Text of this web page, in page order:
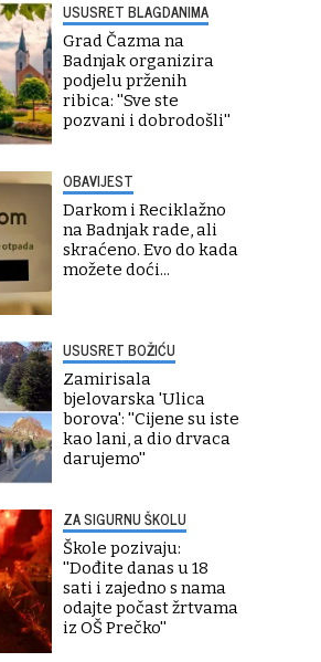
USUSRET BLAGDANIMA
Grad Čazma na
Badnjak organizira
podjelu prženih
ribica: ''Sve ste
pozvani i dobrodošli''
OBAVIJEST
Darkom i Reciklažno
na Badnjak rade, ali
skraćeno. Evo do kada
možete doći...
USUSRET BOŽIĆU
Zamirisala
bjelovarska 'Ulica
borova': ''Cijene su iste
kao lani, a dio drvaca
darujemo''
ZA SIGURNU ŠKOLU
Škole pozivaju:
''Dođite danas u 18
sati i zajedno s nama
odajte počast žrtvama
iz OŠ Prečko''